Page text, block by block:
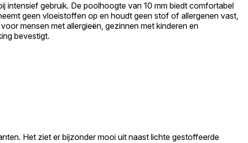
intensief gebruik. De poolhoogte van 10 mm biedt comfortabel
geen vloeistoffen op en houdt geen stof of allergenen vast,
mensen met allergieën, gezinnen met kinderen en
bevestigt.
Het ziet er bijzonder mooi uit naast lichte gestoffeerde